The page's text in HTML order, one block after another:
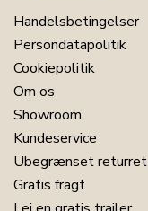
Handelsbetingelser
Persondatapolitik
Cookiepolitik
Om os
Showroom
Kundeservice
Ubegrænset returret
Gratis fragt